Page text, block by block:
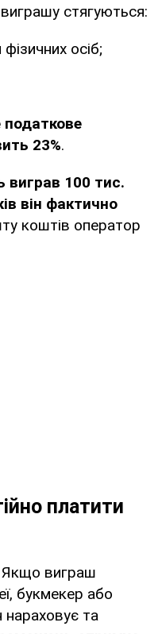
виграшу стягуються:
осіб;
податкове
23%.
виграв 100 тис.
він фактично
коштів оператор
платити
Якщо виграш
букмекер або
нараховує та